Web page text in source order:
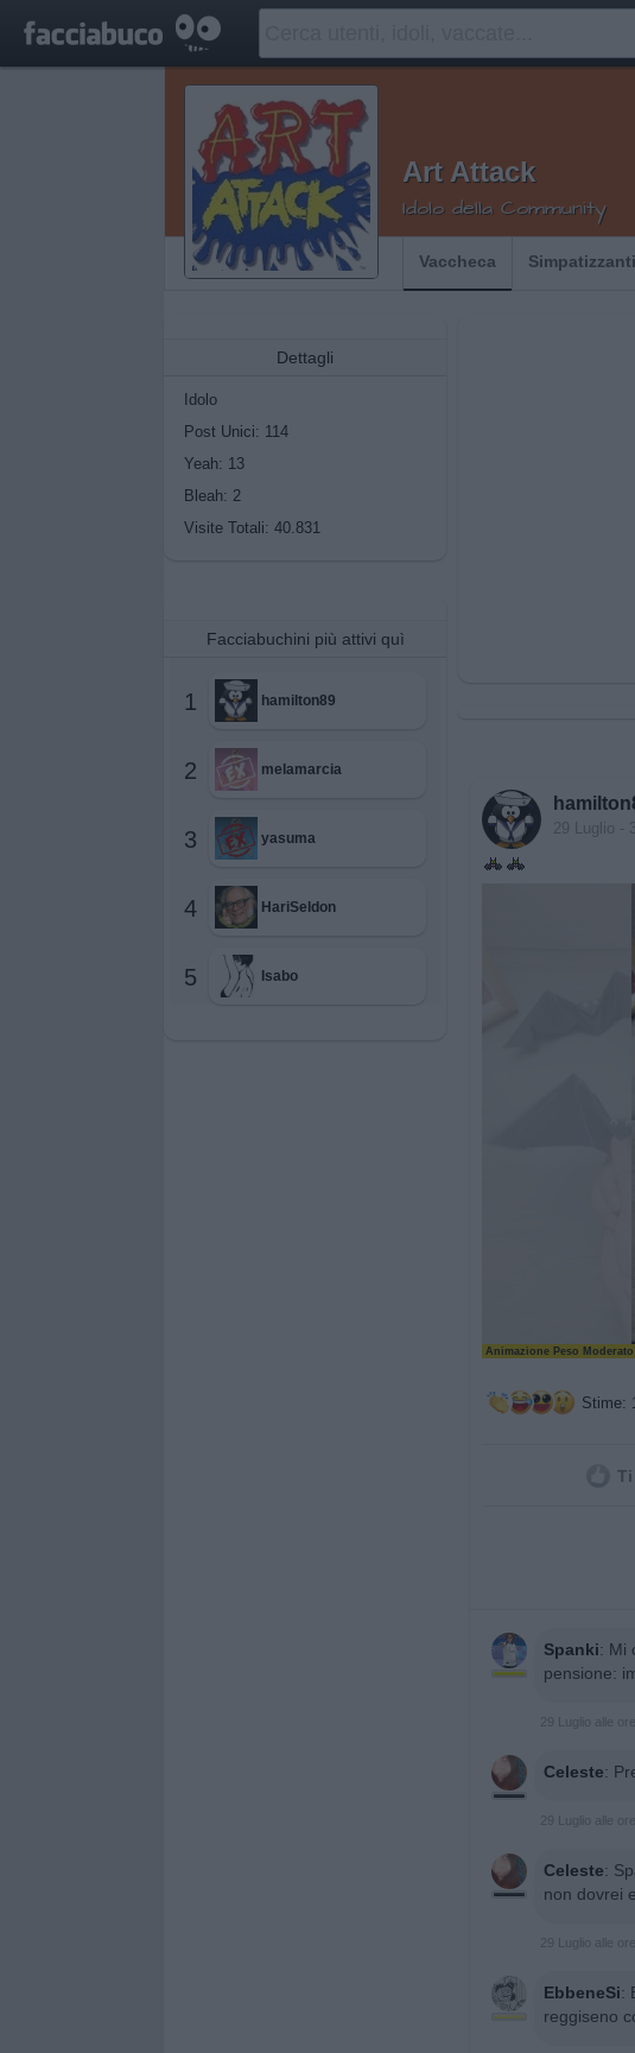
Art Attack
Idolo della Community
Vaccheca Simpatizzanti
Dettagli
Idolo
Post Unici: 114
Yeah: 13
Bleah: 2
Visite Totali: 40.831
Facciabuchini più attivi quì
1 hamilton89
2 melamarcia
3 yasuma
4 HariSeldon
5 Isabo
29 Luglio -
Animazione Peso Moderato
Stime:
Spanki: Mi
pensione:
29 Luglio alle
Celeste:
29 Luglio alle
Celeste:
non dovrei
29 Luglio alle
EbbeneSi:
reggiseno